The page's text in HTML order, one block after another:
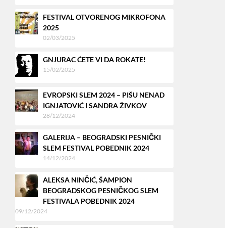
FESTIVAL OTVORENOG MIKROFONA
2025
02/03/2025
GNJURAC ĆETE VI DA ROKATE!
15/02/2025
EVROPSKI SLEM 2024 – PIŠU NENAD
IGNJATOVIĆ I SANDRA ŽIVKOV
28/12/2024
GALERIJA – BEOGRADSKI PESNIČKI
SLEM FESTIVAL POBEDNIK 2024
14/12/2024
ALEKSA NINČIĆ, ŠAMPION
BEOGRADSKOG PESNIČKOG SLEM
FESTIVALA POBEDNIK 2024
09/12/2024